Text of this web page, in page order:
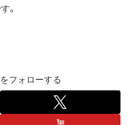
。
フォローする